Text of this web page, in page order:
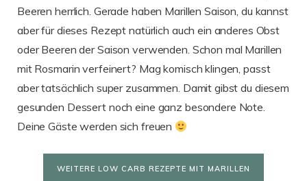
Beeren herrlich. Gerade haben Marillen Saison, du kannst
aber für dieses Rezept natürlich auch ein anderes Obst
oder Beeren der Saison verwenden. Schon mal Marillen
mit Rosmarin verfeinert? Mag komisch klingen, passt
aber tatsächlich super zusammen. Damit gibst du diesem
gesunden Dessert noch eine ganz besondere Note.
Deine Gäste werden sich freuen
WEITERE LOW CARB REZEPTE MIT MARILLEN